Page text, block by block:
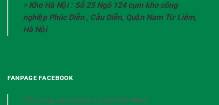
> Kho Hà Nội : Số 25 Ngõ 124 cụm kho công
nghiệp Phúc Diễn , Cầu Diễn, Quận Nam Từ Liêm,
Hà Nội
FANPAGE FACEBOOK
Thi cong san epoxy va san the thao